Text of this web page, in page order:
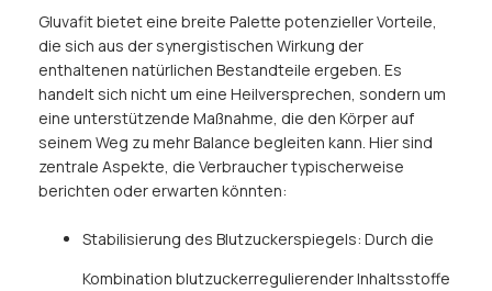
Gluvafit bietet eine breite Palette potenzieller Vorteile,
die sich aus der synergistischen Wirkung der
enthaltenen natürlichen Bestandteile ergeben. Es
handelt sich nicht um eine Heilversprechen, sondern um
eine unterstützende Maßnahme, die den Körper auf
seinem Weg zu mehr Balance begleiten kann. Hier sind
zentrale Aspekte, die Verbraucher typischerweise
berichten oder erwarten könnten:
Stabilisierung des Blutzuckerspiegels: Durch die
Kombination blutzuckerregulierender Inhaltsstoffe